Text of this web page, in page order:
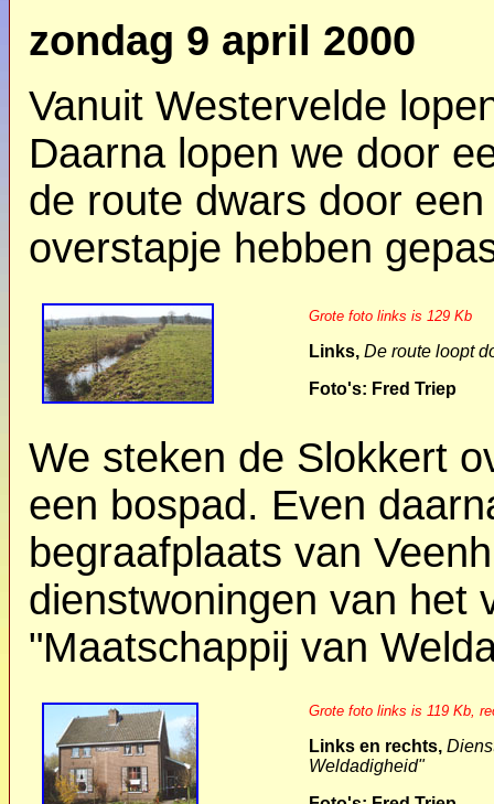
zondag 9 april 2000
Vanuit Westervelde
Daarna lopen we door
de route dwars door
overstapje hebben
Grote foto links is 129 Kb
Links, De route loopt
Foto's: Fred Triep
We steken de Slokkert
een bospad. Even
begraafplaats van
dienstwoningen van het
"Maatschappij van
Grote foto links is 119 Kb,
Links en rechts,
Weldadigheid"